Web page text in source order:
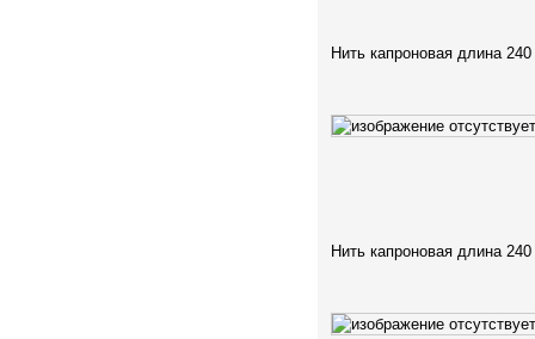
Нить капроновая длина
Нить капроновая длина